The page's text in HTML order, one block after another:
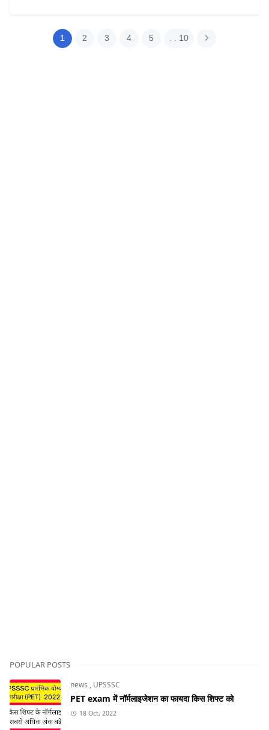
1 2 3 4 5 . . 10
POPULAR POSTS
news , UPSSSC
PET exam में नॉर्मलाइजेशन का फायदा किस शिफ्ट को
18 Oct, 2022